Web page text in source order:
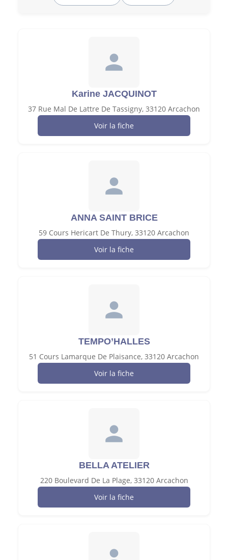
Karine JACQUINOT
37 Rue Mal De Lattre De Tassigny, 33120 Arcachon
Voir la fiche
ANNA SAINT BRICE
59 Cours Hericart De Thury, 33120 Arcachon
Voir la fiche
TEMPO’HALLES
51 Cours Lamarque De Plaisance, 33120 Arcachon
Voir la fiche
BELLA ATELIER
220 Boulevard De La Plage, 33120 Arcachon
Voir la fiche